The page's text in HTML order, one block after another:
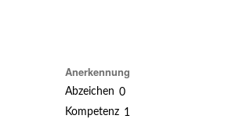
Anerkennung
Abzeichen 0
Kompetenz 1